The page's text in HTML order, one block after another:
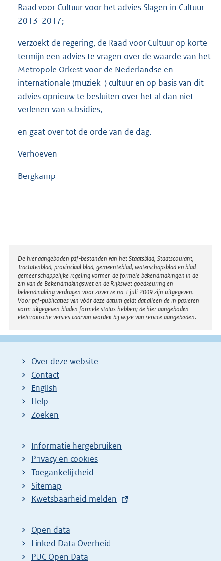
Raad voor Cultuur voor het advies Slagen in Cultuur
2013–2017;
verzoekt de regering, de Raad voor Cultuur op korte
termijn een advies te vragen over de waarde van het
Metropole Orkest voor de Nederlandse en
internationale (muziek-) cultuur en op basis van dit
advies opnieuw te besluiten over het al dan niet
verlenen van subsidies,
en gaat over tot de orde van de dag.
Verhoeven
Bergkamp
Disclaimer
De hier aangeboden pdf-bestanden van het Staatsblad, Staatscourant,
Tractatenblad, provinciaal blad, gemeenteblad, waterschapsblad en blad
gemeenschappelijke regeling vormen de formele bekendmakingen in de
zin van de Bekendmakingswet en de Rijkswet goedkeuring en
bekendmaking verdragen voor zover ze na 1 juli 2009 zijn uitgegeven.
Voor pdf-publicaties van vóór deze datum geldt dat alleen de in papieren
vorm uitgegeven bladen formele status hebben; de hier aangeboden
elektronische versies daarvan worden bij wijze van service aangeboden.
Over deze website
Contact
English
Help
Zoeken
Informatie hergebruiken
Privacy en cookies
Toegankelijkheid
Sitemap
E
t
e
r
Kwetsbaarheid melden
Open data
Linked Data Overheid
PUC Open Data